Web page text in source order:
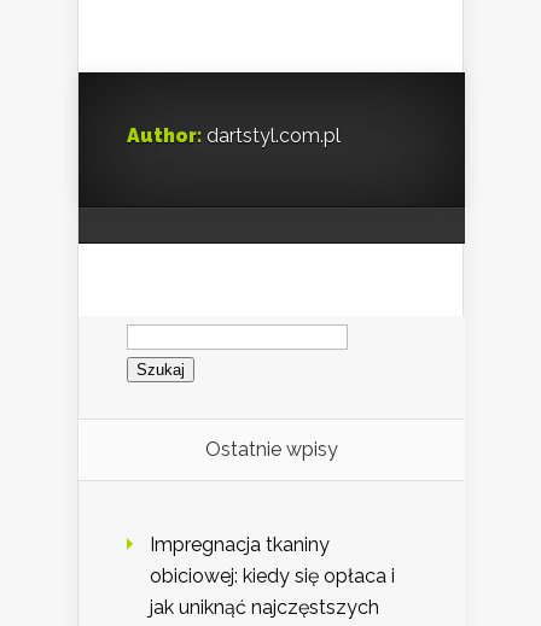
Author: dartstyl.com.pl
Szukaj:
Ostatnie wpisy
Impregnacja tkaniny
obiciowej: kiedy się opłaca i
jak uniknąć najczęstszych